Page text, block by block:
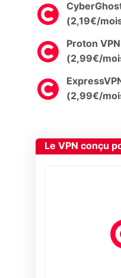
(2,19€/
Proton VPN
(2,99€/
(2,99€/
Le VPN conçu